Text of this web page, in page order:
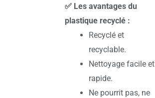
✅ Les avantages du
plastique recyclé :
Recyclé et
recyclable.
Nettoyage facile et
rapide.
Ne pourrit pas, ne